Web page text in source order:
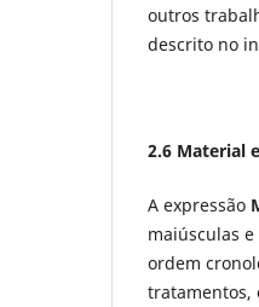
outros
descrito no
2.6 Material
A expressão
maiúsculas
ordem
tratamentos,